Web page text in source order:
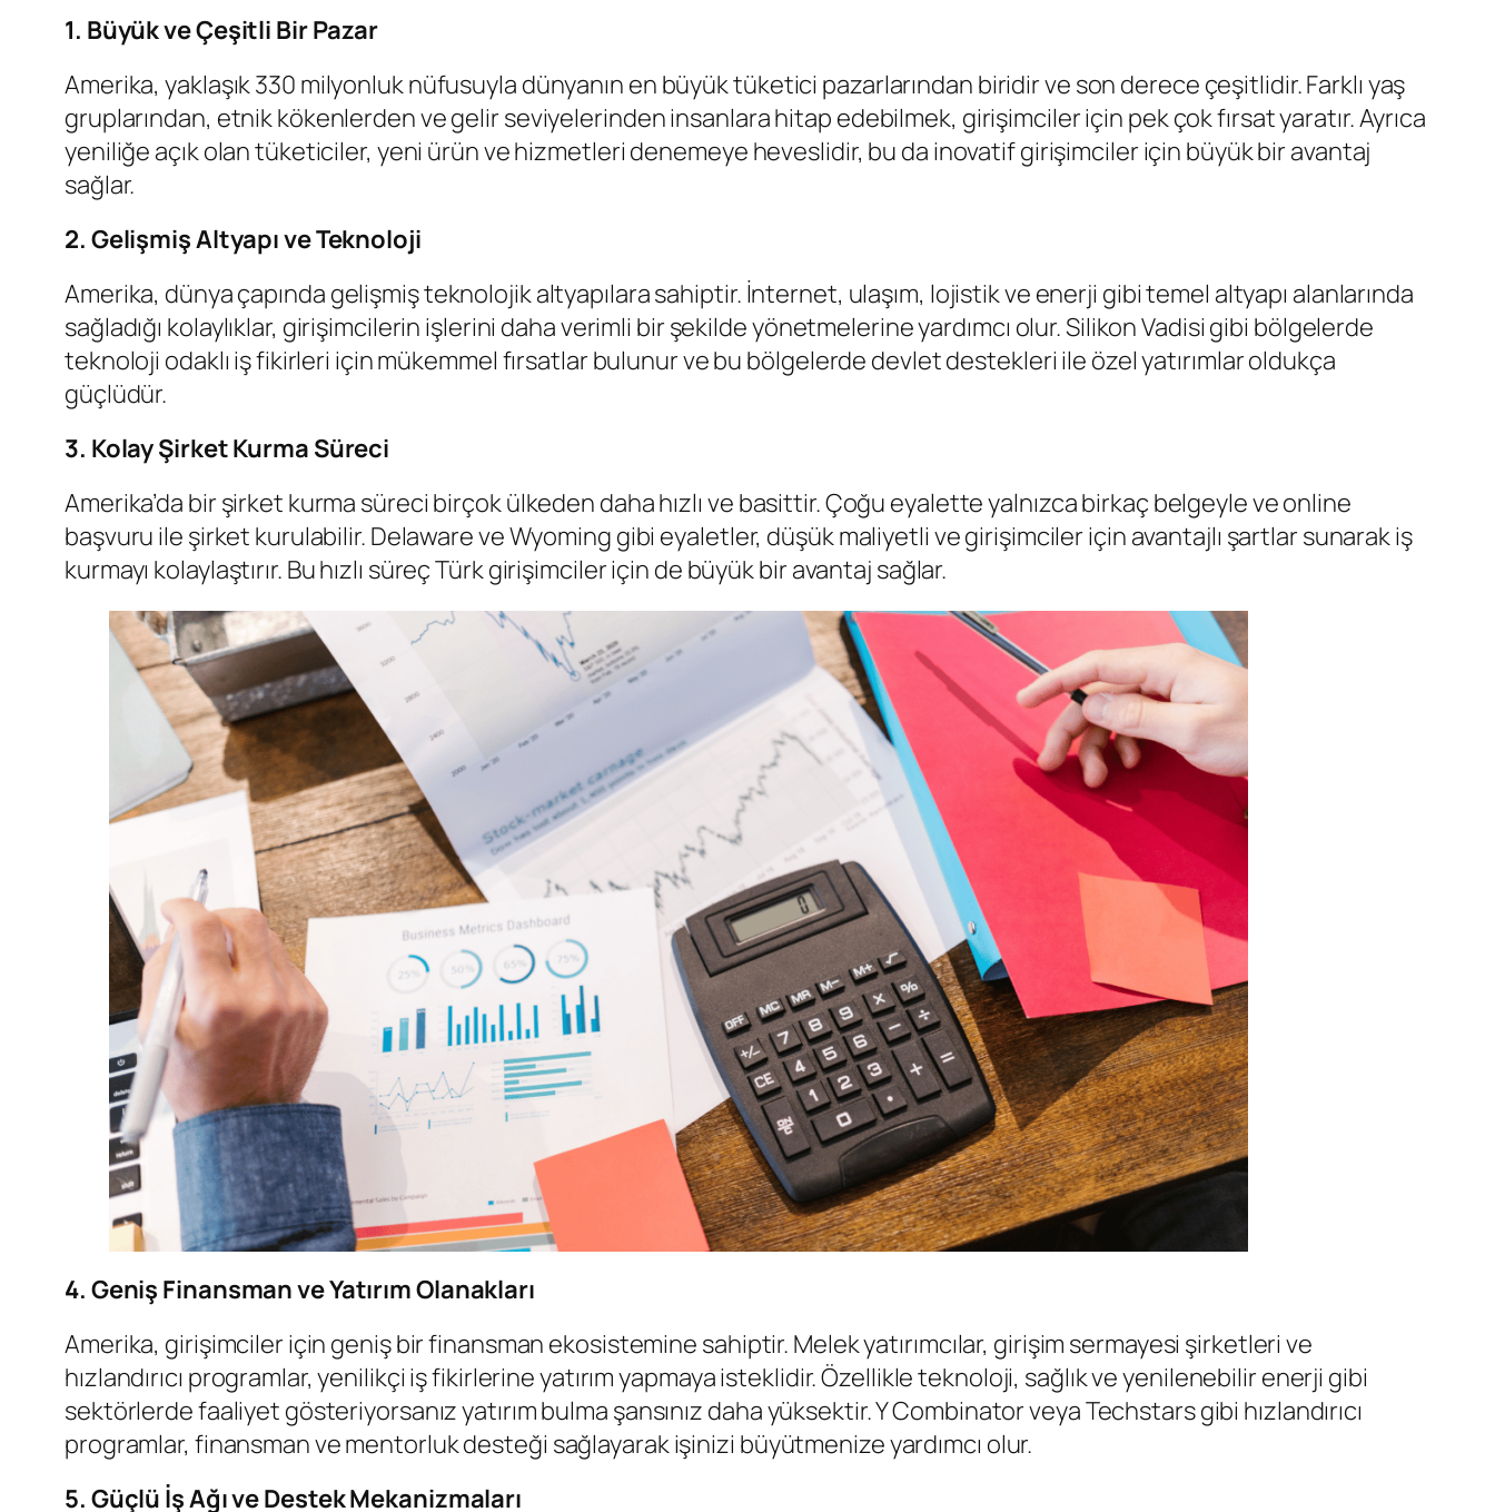
1. Büyük ve Çeşitli Bir Pazar
Amerika, yaklaşık 330 milyonluk nüfusuyla dünyanın en büyük tüketici pazarlarından biridir ve son derece çeşitlidir. Farklı yaş
gruplarından, etnik kökenlerden ve gelir seviyelerinden insanlara hitap edebilmek, girişimciler için pek çok fırsat yaratır. Ayrıca
yeniliğe açık olan tüketiciler, yeni ürün ve hizmetleri denemeye heveslidir, bu da inovatif girişimciler için büyük bir avantaj
sağlar.
2. Gelişmiş Altyapı ve Teknoloji
Amerika, dünya çapında gelişmiş teknolojik altyapılara sahiptir. İnternet, ulaşım, lojistik ve enerji gibi temel altyapı alanlarında
sağladığı kolaylıklar, girişimcilerin işlerini daha verimli bir şekilde yönetmelerine yardımcı olur. Silikon Vadisi gibi bölgelerde
teknoloji odaklı iş fikirleri için mükemmel fırsatlar bulunur ve bu bölgelerde devlet destekleri ile özel yatırımlar oldukça
güçlüdür.
3. Kolay Şirket Kurma Süreci
Amerika’da bir şirket kurma süreci birçok ülkeden daha hızlı ve basittir. Çoğu eyalette yalnızca birkaç belgeyle ve online
başvuru ile şirket kurulabilir. Delaware ve Wyoming gibi eyaletler, düşük maliyetli ve girişimciler için avantajlı şartlar sunarak iş
kurmayı kolaylaştırır. Bu hızlı süreç Türk girişimciler için de büyük bir avantaj sağlar.
4. Geniş Finansman ve Yatırım Olanakları
Amerika, girişimciler için geniş bir finansman ekosistemine sahiptir. Melek yatırımcılar, girişim sermayesi şirketleri ve
hızlandırıcı programlar, yenilikçi iş fikirlerine yatırım yapmaya isteklidir. Özellikle teknoloji, sağlık ve yenilenebilir enerji gibi
sektörlerde faaliyet gösteriyorsanız yatırım bulma şansınız daha yüksektir. Y Combinator veya Techstars gibi hızlandırıcı
programlar, finansman ve mentorluk desteği sağlayarak işinizi büyütmenize yardımcı olur.
5. Güçlü İş Ağı ve Destek Mekanizmaları